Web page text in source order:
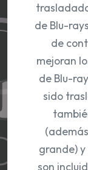
de Blu-
de
mejoran
de Blu-
sido
grande)
son